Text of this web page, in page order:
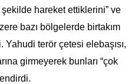
hareket ettiklerini” ve
bazı bölgelerde birtakım
terör çetesi elebaşısı,
girmeyerek bunları “çok